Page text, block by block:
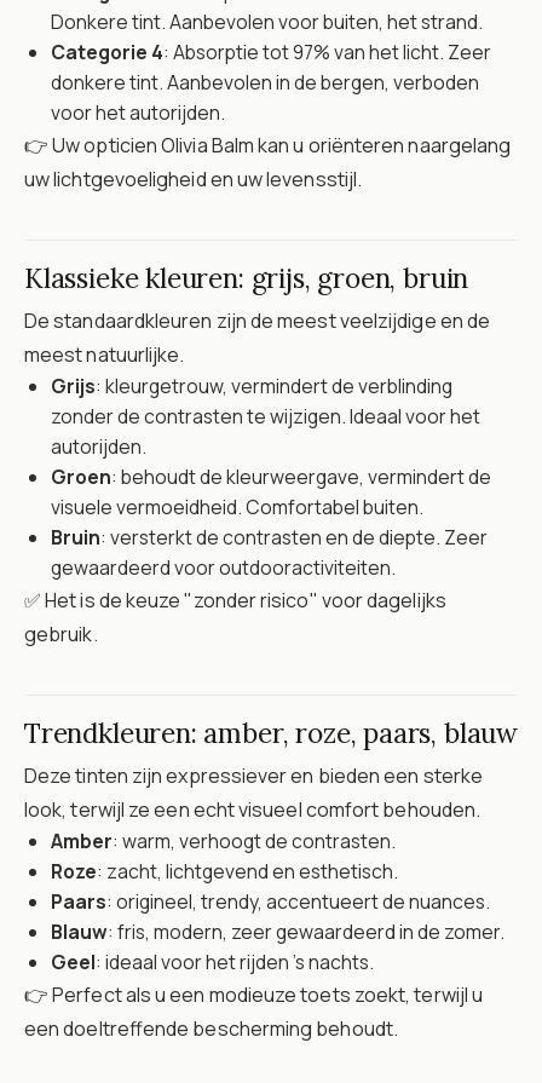
Donkere tint. Aanbevolen voor buiten, het strand.
Categorie 4: Absorptie tot 97% van het licht. Zeer
donkere tint. Aanbevolen in de bergen, verboden
voor het autorijden.
👉 Uw opticien Olivia Balm kan u oriënteren naargelang
uw lichtgevoeligheid en uw levensstijl.
Klassieke kleuren: grijs, groen, bruin
De standaardkleuren zijn de meest veelzijdige en de
meest natuurlijke.
Grijs: kleurgetrouw, vermindert de verblinding
zonder de contrasten te wijzigen. Ideaal voor het
autorijden.
Groen: behoudt de kleurweergave, vermindert de
visuele vermoeidheid. Comfortabel buiten.
Bruin: versterkt de contrasten en de diepte. Zeer
gewaardeerd voor outdooractiviteiten.
✅ Het is de keuze "zonder risico" voor dagelijks
gebruik.
Trendkleuren: amber, roze, paars, blauw
Deze tinten zijn expressiever en bieden een sterke
look, terwijl ze een echt visueel comfort behouden.
Amber: warm, verhoogt de contrasten.
Roze: zacht, lichtgevend en esthetisch.
Paars: origineel, trendy, accentueert de nuances.
Blauw: fris, modern, zeer gewaardeerd in de zomer.
Geel: ideaal voor het rijden 's nachts.
👉 Perfect als u een modieuze toets zoekt, terwijl u
een doeltreffende bescherming behoudt.